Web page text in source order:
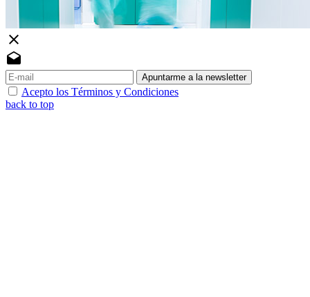
close
drafts
Apuntarme a la newsletter
Acepto los Términos y Condiciones
back to top